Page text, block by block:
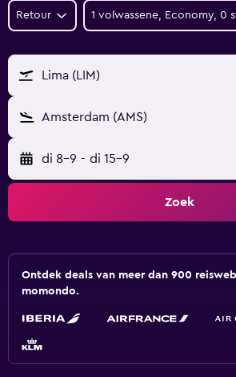
Retour 1 volwassene, Economy, 0
Lima (LIM)
Amsterdam (AMS)
di 8-9 - di 15-9
Zoek
Ontdek deals van meer dan 900
momondo.